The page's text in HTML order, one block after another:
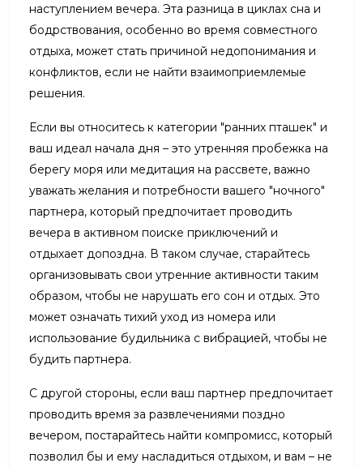
наступлением вечера. Эта разница в циклах сна и
бодрствования, особенно во время совместного
отдыха, может стать причиной недопонимания и
конфликтов, если не найти взаимоприемлемые
решения.
Если вы относитесь к категории "ранних пташек" и
ваш идеал начала дня – это утренняя пробежка на
берегу моря или медитация на рассвете, важно
уважать желания и потребности вашего "ночного"
партнера, который предпочитает проводить
вечера в активном поиске приключений и
отдыхает допоздна. В таком случае, старайтесь
организовывать свои утренние активности таким
образом, чтобы не нарушать его сон и отдых. Это
может означать тихий уход из номера или
использование будильника с вибрацией, чтобы не
будить партнера.
С другой стороны, если ваш партнер предпочитает
проводить время за развлечениями поздно
вечером, постарайтесь найти компромисс, который
позволил бы и ему насладиться отдыхом, и вам – не